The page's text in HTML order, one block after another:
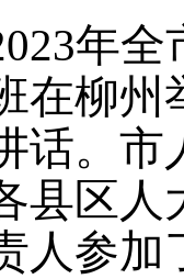
年
在柳
话。
县区
人参加